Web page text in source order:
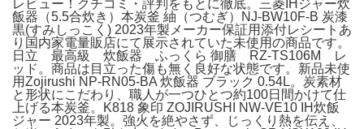
レビュー！クチコミ・評判をもとに徹底。三菱IHジャー炊
飯器（5.5合炊き）本炭釜 紬（つむぎ）NJ-BW10F-B 炭漆
黒(すみしっこく) 2023年製メーカー保証用添付レシートあ
り国内家電量販店にて展示されていた未使用の商品です。
日立 最高級 炊飯器 ふっくら 御膳 RZ-TS106M レ
ッド。商品は目立った傷も無く良好な状態です。新品未使
用Zojirushi NP-RN05-BA 炊飯器 ブラック 0.54L。炭素材
と形状にこだわり、職人が一つひとつ約100日間かけて仕
上げる本炭釜。K818 象印 ZOJIRUSHI NW-VE10 IH炊飯
ジャー 2023年製。強火を絶やさず、じっくり熱を伝え、